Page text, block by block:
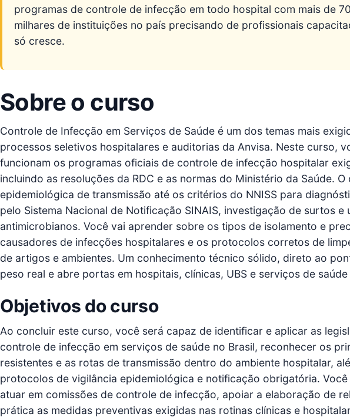
programas de controle de infecção em todo hospital com mais de
milhares de instituições no país precisando de profissionais
só cresce.
Sobre o curso
Controle de Infecção em Serviços de Saúde é um dos temas mais
processos seletivos hospitalares e auditorias da Anvisa. Neste curso,
funcionam os programas oficiais de controle de infecção hospitalar
incluindo as resoluções da RDC e as normas do Ministério da Saúde.
epidemiológica de transmissão até os critérios do NNISS para
pelo Sistema Nacional de Notificação SINAIS, investigação de surtos e
antimicrobianos. Você vai aprender sobre os tipos de isolamento e
causadores de infecções hospitalares e os protocolos corretos de
de artigos e ambientes. Um conhecimento técnico sólido, direto ao
peso real e abre portas em hospitais, clínicas, UBS e serviços de
Objetivos do curso
Ao concluir este curso, você será capaz de identificar e aplicar as
controle de infecção em serviços de saúde no Brasil, reconhecer os
resistentes e as rotas de transmissão dentro do ambiente hospitalar,
protocolos de vigilância epidemiológica e notificação obrigatória.
atuar em comissões de controle de infecção, apoiar a elaboração de
prática as medidas preventivas exigidas nas rotinas clínicas e